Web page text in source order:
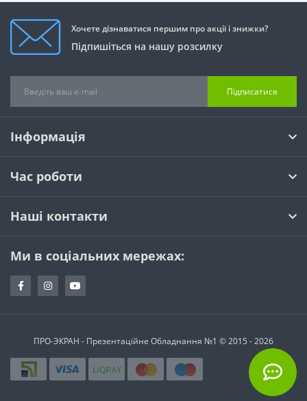
Хочете дізнаватися першим про акції і знижки?
Підпишіться на нашу розсилку
Підписатися
Інформація
Час роботи
Наші контакти
Ми в соціальних мережах:
ПРО-ЭКРАН - Презентаційне Обладнання №1 © 2015 - 2026